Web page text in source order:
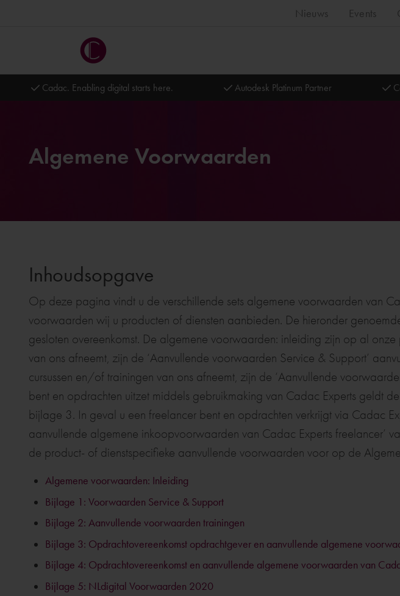
Nieuws Events
Cadac. Enabling digital starts here. Autodesk Platinum Partner
Algemene Voorwaarden
Inhoudsopgave
Op deze pagina vindt u de verschillende sets algemene voorwaarden van
voorwaarden wij u producten of diensten aanbieden. De hieronder
gesloten overeenkomst. De algemene voorwaarden: inleiding zijn op al
van ons afneemt, zijn de ‘Aanvullende voorwaarden Service & Support’
cursussen en/of trainingen van ons afneemt, zijn de ‘Aanvullende
bent en opdrachten uitzet middels gebruikmaking van Cadac Experts geldt
bijlage 3. In geval u een freelancer bent en opdrachten verkrijgt via Cadac
aanvullende algemene inkoopvoorwaarden van Cadac Experts freelancer’
de product- of dienstspecifieke aanvullende voorwaarden voor op de
Algemene voorwaarden: Inleiding
Bijlage 1: Voorwaarden Service & Support
Bijlage 2: Aanvullende voorwaarden trainingen
Bijlage 3: Opdrachtovereenkomst opdrachtgever en aanvullende algemene
Bijlage 4: Opdrachtovereenkomst en aanvullende algemene voorwaarden van
Bijlage 5: NLdigital Voorwaarden 2020